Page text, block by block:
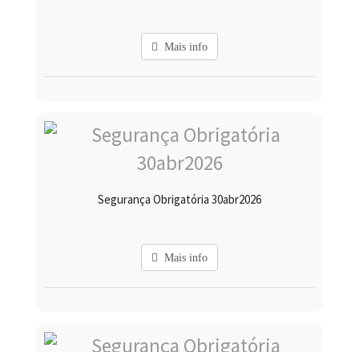
Mais info
Segurança Obrigatória 30abr2026
Mais info